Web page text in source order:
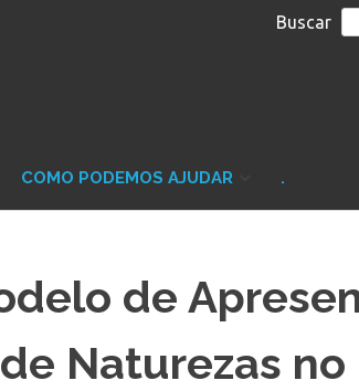
Buscar
COMO PODEMOS AJUDAR .
de
Naturezas